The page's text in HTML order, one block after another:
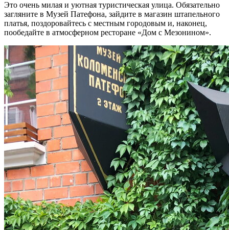
Это очень милая и уютная туристическая улица. Обязательно
загляните в Музей Патефона, зайдите в магазин штапельного
платья, поздоровайтесь с местным городовым и, наконец,
пообедайте в атмосферном ресторане «Дом с Мезонином».